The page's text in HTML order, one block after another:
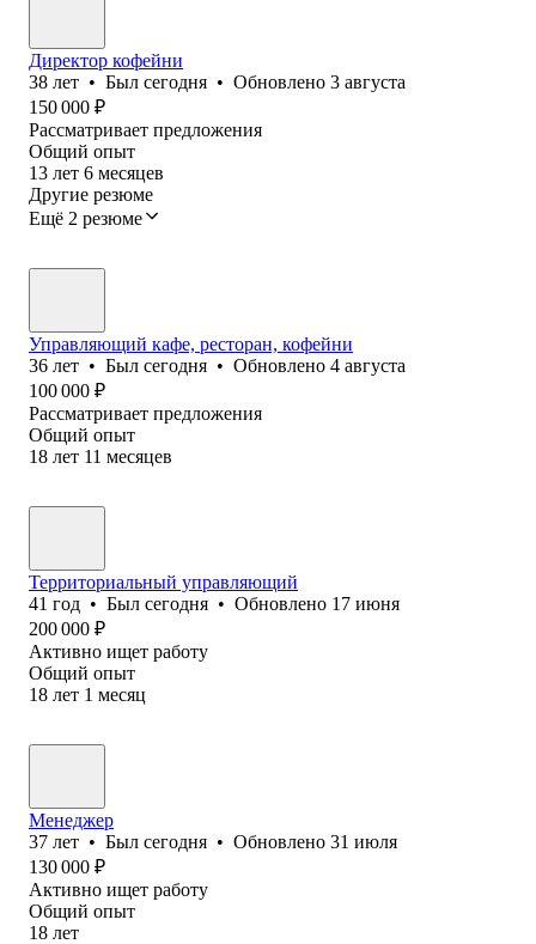
Директор кофейни
38 лет • Был сегодня • Обновлено 3 августа
150 000 ₽
Рассматривает предложения
Общий опыт
13 лет 6 месяцев
Другие резюме
Ещё 2 резюме
Управляющий кафе, ресторан, кофейни
36 лет • Был сегодня • Обновлено 4 августа
100 000 ₽
Рассматривает предложения
Общий опыт
18 лет 11 месяцев
Территориальный управляющий
41 год • Был сегодня • Обновлено 17 июня
200 000 ₽
Активно ищет работу
Общий опыт
18 лет 1 месяц
Менеджер
37 лет • Был сегодня • Обновлено 31 июля
130 000 ₽
Активно ищет работу
Общий опыт
18 лет